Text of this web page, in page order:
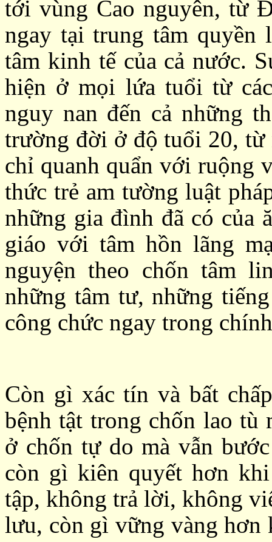
tới vùng Cao nguyên, từ
ngay tại trung tâm
tâm kinh tế của cả nước.
hiện ở mọi lứa tuổi từ
nguy nan đến cả những
trường đời ở độ tuổi 20, từ
chỉ quanh quẩn với ruộng
thức trẻ am tường luật
những gia đình đã có của
giáo với tâm hồn lãng
nguyện theo chốn tâm
những tâm tư, những
công chức ngay trong
Còn gì xác tín và bất
bệnh tật trong chốn lao tù
ở chốn tự do mà vẫn
còn gì kiên quyết hơn
tập, không trả lời, không
lưu, còn gì vững vàng hơn